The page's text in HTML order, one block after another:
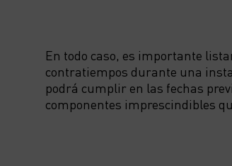
En todo caso, es importante
contratiempos durante una
podrá cumplir en las fechas
componentes imprescindibles